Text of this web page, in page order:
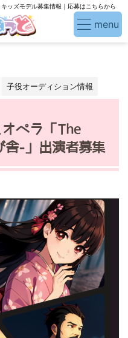
ッズモデル募集情報｜応募はこちらから
子役オーディション情報
ペラ「The
舎-」出演者募集